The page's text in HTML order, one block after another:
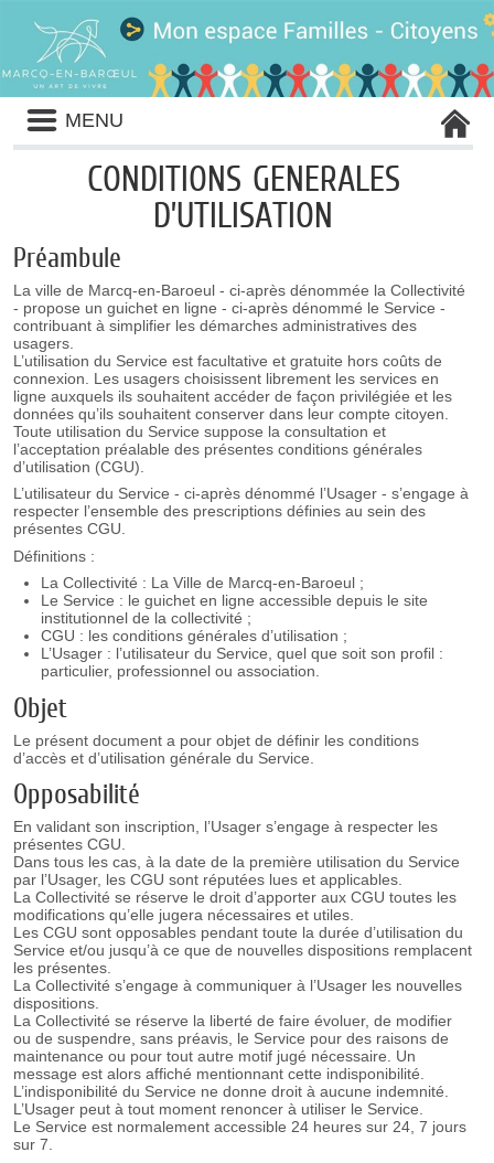
Liste
des
avertissements
MENU
CONDITIONS GENERALES
D’UTILISATION
Préambule
La ville de Marcq-en-Baroeul - ci-après dénommée la Collectivité
- propose un guichet en ligne - ci-après dénommé le Service -
contribuant à simplifier les démarches administratives des
usagers.
L’utilisation du Service est facultative et gratuite hors coûts de
connexion. Les usagers choisissent librement les services en
ligne auxquels ils souhaitent accéder de façon privilégiée et les
données qu’ils souhaitent conserver dans leur compte citoyen.
Toute utilisation du Service suppose la consultation et
l’acceptation préalable des présentes conditions générales
d’utilisation (CGU).
L’utilisateur du Service - ci-après dénommé l’Usager - s’engage à
respecter l’ensemble des prescriptions définies au sein des
présentes CGU.
Définitions :
La Collectivité : La Ville de Marcq-en-Baroeul ;
Le Service : le guichet en ligne accessible depuis le site
institutionnel de la collectivité ;
CGU : les conditions générales d’utilisation ;
L’Usager : l’utilisateur du Service, quel que soit son profil :
particulier, professionnel ou association.
Objet
Le présent document a pour objet de définir les conditions
d’accès et d’utilisation générale du Service.
Opposabilité
En validant son inscription, l’Usager s’engage à respecter les
présentes CGU.
Dans tous les cas, à la date de la première utilisation du Service
par l’Usager, les CGU sont réputées lues et applicables.
La Collectivité se réserve le droit d’apporter aux CGU toutes les
modifications qu’elle jugera nécessaires et utiles.
Les CGU sont opposables pendant toute la durée d’utilisation du
Service et/ou jusqu’à ce que de nouvelles dispositions remplacent
les présentes.
La Collectivité s’engage à communiquer à l’Usager les nouvelles
dispositions.
La Collectivité se réserve la liberté de faire évoluer, de modifier
ou de suspendre, sans préavis, le Service pour des raisons de
maintenance ou pour tout autre motif jugé nécessaire. Un
message est alors affiché mentionnant cette indisponibilité.
L’indisponibilité du Service ne donne droit à aucune indemnité.
L’Usager peut à tout moment renoncer à utiliser le Service.
Le Service est normalement accessible 24 heures sur 24, 7 jours
sur 7.